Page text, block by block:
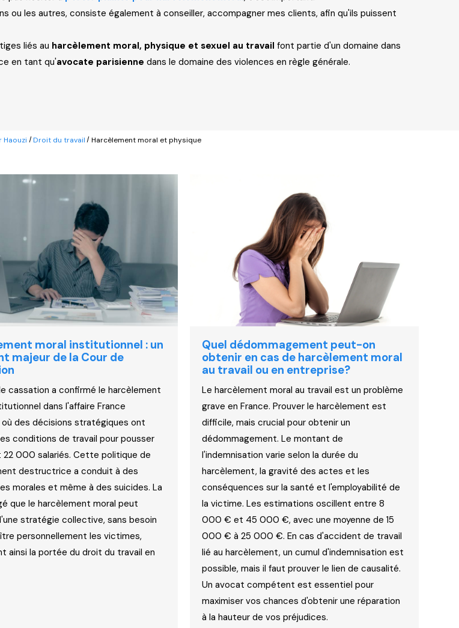
ou les autres, consiste également à conseiller, accompagner mes clients, afin qu'ils puissent
liés au harcèlement moral, physique et sexuel au travail font partie d'un domaine dans
en tant qu'avocate parisienne dans le domaine des violences en règle générale.
Haouzi Droit du travail Harcèlement moral et physique
moral institutionnel : un
majeur de la Cour de
cassation a confirmé le harcèlement
dans l'affaire France
où des décisions stratégiques ont
conditions de travail pour pousser
22 000 salariés. Cette politique de
destructrice a conduit à des
morales et même à des suicides. La
que le harcèlement moral peut
stratégie collective, sans besoin
personnellement les victimes,
ainsi la portée du droit du travail en
Quel dédommagement peut-on
obtenir en cas de harcèlement moral
au travail ou en entreprise?
Le harcèlement moral au travail est un problème
grave en France. Prouver le harcèlement est
difficile, mais crucial pour obtenir un
dédommagement. Le montant de
l'indemnisation varie selon la durée du
harcèlement, la gravité des actes et les
conséquences sur la santé et l'employabilité de
la victime. Les estimations oscillent entre 8
000 € et 45 000 €, avec une moyenne de 15
000 € à 25 000 €. En cas d'accident de travail
lié au harcèlement, un cumul d'indemnisation est
possible, mais il faut prouver le lien de causalité.
Un avocat compétent est essentiel pour
maximiser vos chances d'obtenir une réparation
à la hauteur de vos préjudices.